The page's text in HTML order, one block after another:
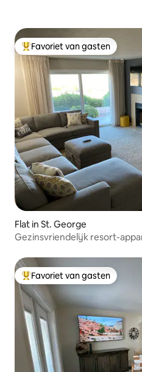
Topfavoriet van gasten
Favoriet van gasten
Flat in St. George
Gezinsvriendelijk resort-
Topfavoriet van gasten
Favoriet van gasten